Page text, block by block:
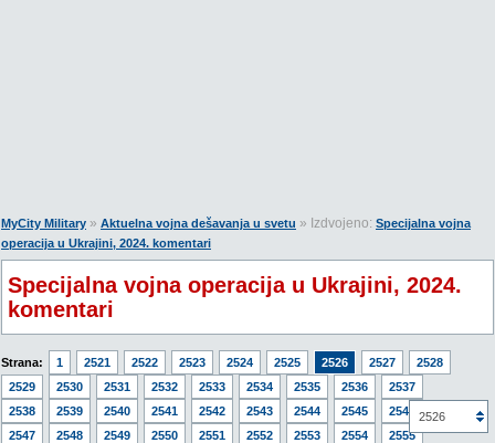
MyCity Military » Aktuelna vojna dešavanja u svetu » Izdvojeno: Specijalna vojna
operacija u Ukrajini, 2024. komentari
Specijalna vojna operacija u Ukrajini, 2024.
komentari
Strana: 1 2521 2522 2523 2524 2525 2526 2527
2528
2529
2530 2531 2532 2533 2534 2535 2536
2537
2538
2539 2540 2541 2542 2543 2544 2545
2546
2547
2548 2549 2550 2551 2552 2553 2554
2555
2526